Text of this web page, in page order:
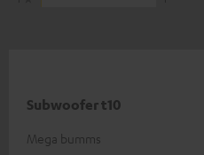
Subwoofer t10
Mega bumms